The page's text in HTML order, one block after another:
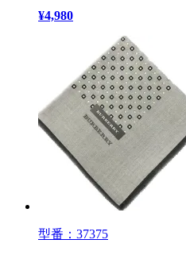
¥4,980
型番：37375